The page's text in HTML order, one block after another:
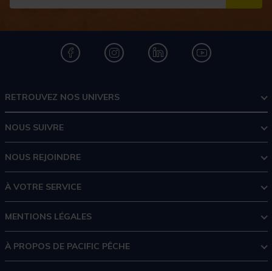
RETROUVEZ NOS UNIVERS
NOUS SUIVRE
NOUS REJOINDRE
À VOTRE SERVICE
MENTIONS LÉGALES
À PROPOS DE PACIFIC PÊCHE